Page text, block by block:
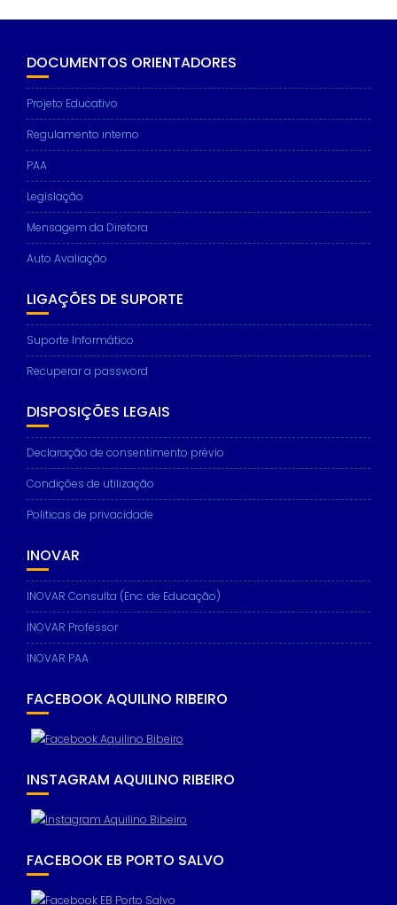
DOCUMENTOS ORIENTADORES
Projeto Educativo
Regulamento interno
PAA
Legislação
Mensagem da Diretora
Auto Avaliação
LIGAÇÕES DE SUPORTE
Suporte Informático
Recuperar a password
DISPOSIÇÕES LEGAIS
Declaração de consentimento prévio
Condições de utilização
Politicas de privacidade
INOVAR
INOVAR Consulta (Enc. de Educação)
INOVAR Professor
INOVAR PAA
FACEBOOK AQUILINO RIBEIRO
INSTAGRAM AQUILINO RIBEIRO
FACEBOOK EB PORTO SALVO